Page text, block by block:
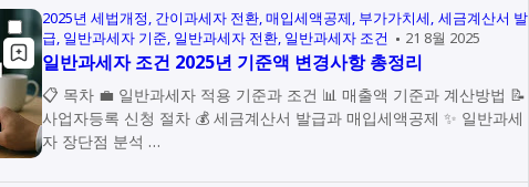
2025년 세법개정 간이과세자 전환 매입세액공제 부가가치세 세금계산서 발
급 일반과세자 기준 일반과세자 전환 일반과세자 조건 21 8월 2025
일반과세자 조건 2025년 기준액 변경사항 총정리
📋 목차 💼 일반과세자 적용 기준과 조건 📊 매출액 기준과 계산방법 📝
사업자등록 신청 절차 💰 세금계산서 발급과 매입세액공제 ✨ 일반과세
자 장단점 분석 …